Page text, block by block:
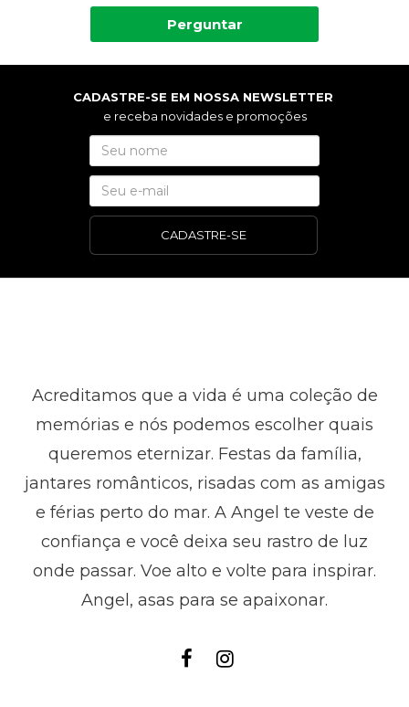
Perguntar
CADASTRE-SE EM NOSSA NEWSLETTER
e receba novidades e promoções
CADASTRE-SE
Acreditamos que a vida é uma coleção de
memórias e nós podemos escolher quais
queremos eternizar. Festas da família,
jantares românticos, risadas com as amigas
e férias perto do mar. A Angel te veste de
confiança e você deixa seu rastro de luz
onde passar. Voe alto e volte para inspirar.
Angel, asas para se apaixonar.